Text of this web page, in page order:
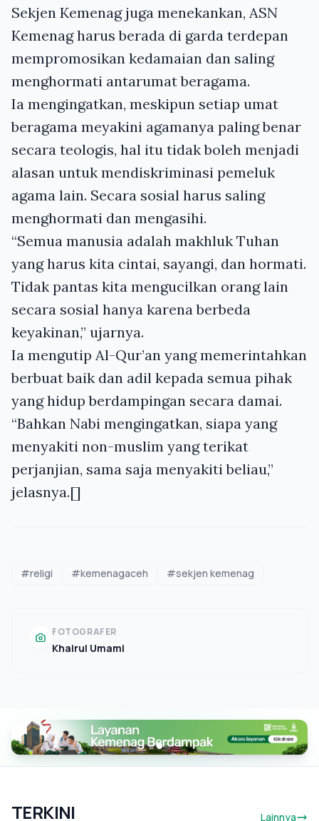
Sekjen Kemenag juga menekankan, ASN
Kemenag harus berada di garda terdepan
mempromosikan kedamaian dan saling
menghormati antarumat beragama.
Ia mengingatkan, meskipun setiap umat
beragama meyakini agamanya paling benar
secara teologis, hal itu tidak boleh menjadi
alasan untuk mendiskriminasi pemeluk
agama lain. Secara sosial harus saling
menghormati dan mengasihi.
“Semua manusia adalah makhluk Tuhan
yang harus kita cintai, sayangi, dan hormati.
Tidak pantas kita mengucilkan orang lain
secara sosial hanya karena berbeda
keyakinan,” ujarnya.
Ia mengutip Al-Qur’an yang memerintahkan
berbuat baik dan adil kepada semua pihak
yang hidup berdampingan secara damai.
“Bahkan Nabi mengingatkan, siapa yang
menyakiti non-muslim yang terikat
perjanjian, sama saja menyakiti beliau,”
jelasnya.[]
#religi #kemenagaceh #sekjen kemenag
FOTOGRAFER
Khairul Umami
TERKINI Lainnya